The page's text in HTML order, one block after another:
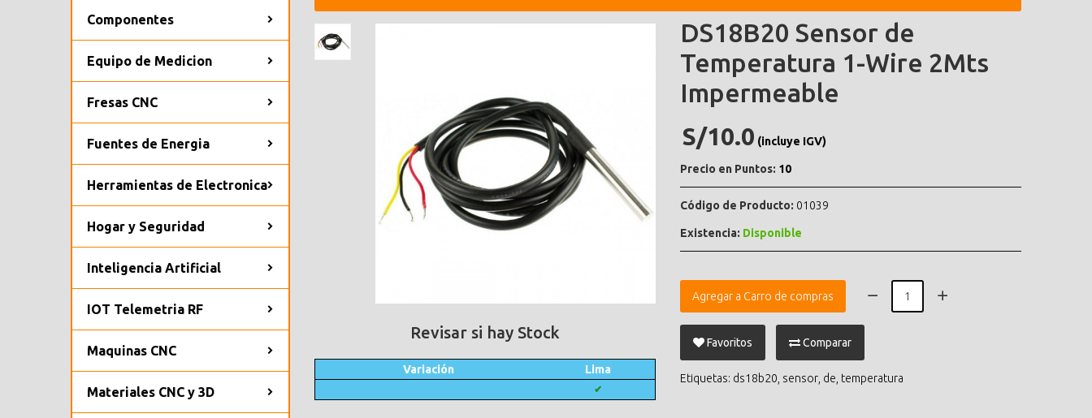
Componentes
Equipo de Medicion
Fresas CNC
Fuentes de Energia
Herramientas de Electronica
Hogar y Seguridad
Inteligencia Artificial
IOT Telemetria RF
Maquinas CNC
Materiales CNC y 3D
Revisar si hay Stock
Variación Lima
✔
DS18B20 Sensor de
Temperatura 1-Wire 2Mts
Impermeable
S/10.0 (incluye IGV)
Precio en Puntos: 10
Código de Producto: 01039
Existencia: Disponible
Agregar a Carro de compras
Favoritos Comparar
Etiquetas: ds18b20 sensor de temperatura